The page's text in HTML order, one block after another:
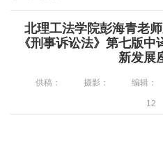
北理工法学院彭海青老
《刑事诉讼法》第七版
新发展
供稿： 摄影： 编辑：
12